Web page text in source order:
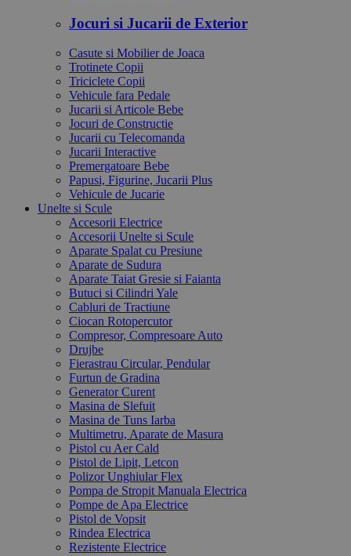
Jocuri si Jucarii de Exterior
Casute si Mobilier de Joaca
Trotinete Copii
Triciclete Copii
Vehicule fara Pedale
Jucarii si Articole Bebe
Jocuri de Constructie
Jucarii cu Telecomanda
Jucarii Interactive
Premergatoare Bebe
Papusi, Figurine, Jucarii Plus
Vehicule de Jucarie
Unelte si Scule
Accesorii Electrice
Accesorii Unelte si Scule
Aparate Spalat cu Presiune
Aparate de Sudura
Aparate Taiat Gresie si Faianta
Butuci si Cilindri Yale
Cabluri de Tractiune
Ciocan Rotopercutor
Compresor, Compresoare Auto
Drujbe
Fierastrau Circular, Pendular
Furtun de Gradina
Generator Curent
Masina de Slefuit
Masina de Tuns Iarba
Multimetru, Aparate de Masura
Pistol cu Aer Cald
Pistol de Lipit, Letcon
Polizor Unghiular Flex
Pompa de Stropit Manuala Electrica
Pompe de Apa Electrice
Pistol de Vopsit
Rindea Electrica
Rezistente Electrice